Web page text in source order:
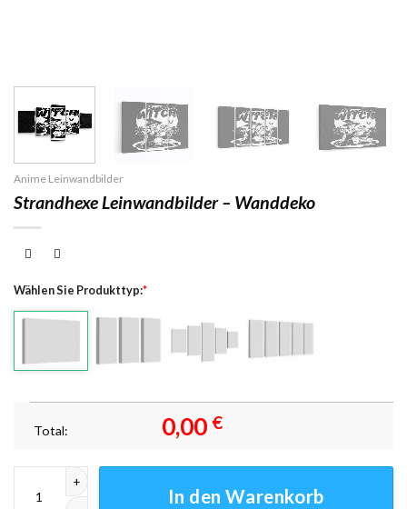
Anime Leinwandbilder
Strandhexe Leinwandbilder – Wanddeko
Wählen Sie Produkttyp:*
Total: 0,00 €
In den Warenkorb